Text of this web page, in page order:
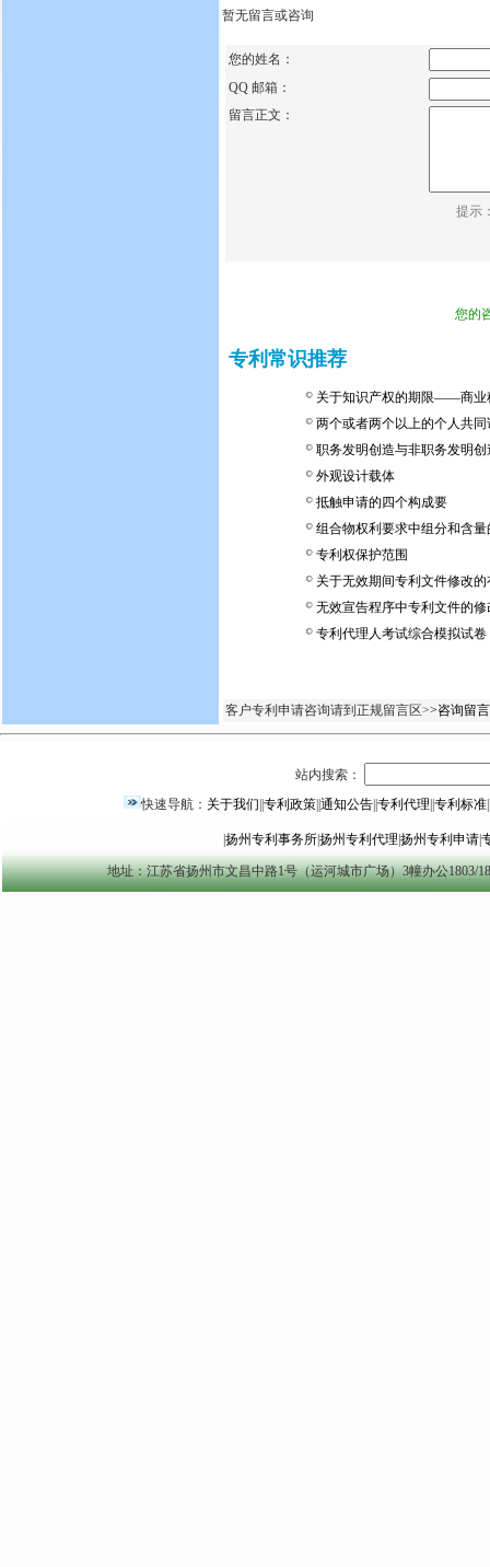
暂无留言或咨询
您的姓名：
QQ 邮箱：
留言正文：
提示
您的
专利常识推荐
关于知识产权的期限——商业
两个或者两个以上的个人共
职务发明创造与非职务发明创
外观设计载体
抵触申请的四个构成要
组合物权利要求中组分和含量
专利权保护范围
关于无效期间专利文件修改
无效宣告程序中专利文件的修
专利代理人考试综合模拟试卷
客户专利申请咨询请到正规留言区>>咨询留言
站内搜索：
快速导航： 关于我们 专利政策 通知公告 专利代理 专利标准
扬州专利事务所|扬州专利代理 扬州专利申请|
地址：江苏省扬州市文昌中路1号（运河城市广场）3幢办公1803/